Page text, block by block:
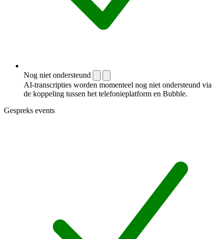
Nog niet ondersteund
AI-transcripties worden momenteel nog niet ondersteund via
de koppeling tussen het telefonieplatform en Bubble.
Gespreks events